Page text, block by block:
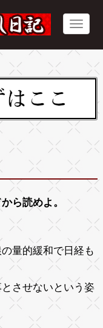
ら読めよ。
量的緩和で日経も
させないという姿